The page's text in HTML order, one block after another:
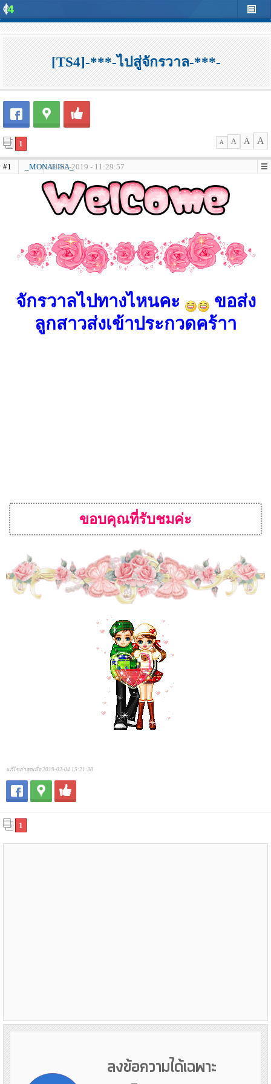
[TS4]-***-ไปสู่จักรวาล-***-
1 A A A A
#1 _MONALISA_
04-02-2019 - 11:29:57
จักรวาลไปทางไหนคะ
ขอส่ง
ลูกสาวส่งเข้าประกวดคร้าา
ขอบคุณที่รับชมค่ะ
แก้ไขล่าสุดเมื่อ 2019-02-04 15:21:38
1
ลงข้อความได้เฉพาะ